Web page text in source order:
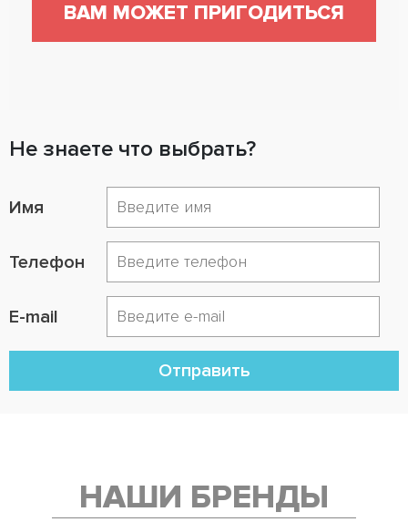
ВАМ МОЖЕТ ПРИГОДИТЬСЯ
Не знаете что выбрать?
Имя
Телефон
E-mail
Отправить
НАШИ БРЕНДЫ